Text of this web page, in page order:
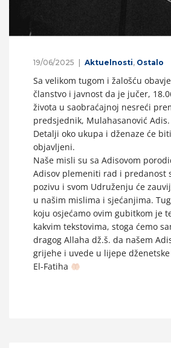
19/06/2025 Aktuelnosti, Ostalo
Sa velikom tugom i žalošću
članstvo i javnost da je jučer,
života u saobraćajnoj nesreći
predsjednik, Mulahasanović Adis.
Detalji oko ukupa i dženaze će
objavljeni.
Naše misli su sa Adisovom
Adisov plemeniti rad i predanost
pozivu i svom Udruženju će
u našim mislima i sjećanjima.
koju osjećamo ovim gubitkom je
kakvim tekstovima, stoga ćemo
dragog Allaha dž.š. da našem
grijehe i uvede u lijepe
El-Fatiha